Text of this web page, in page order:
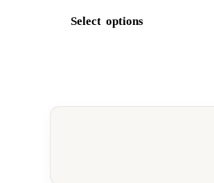
Select options